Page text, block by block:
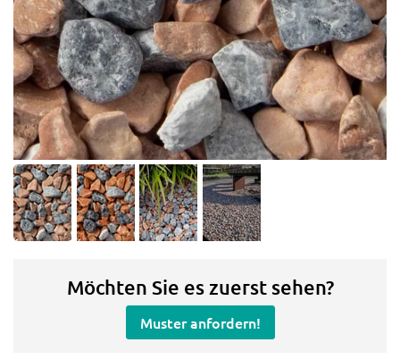
Möchten Sie es zuerst sehen?
Muster anfordern!